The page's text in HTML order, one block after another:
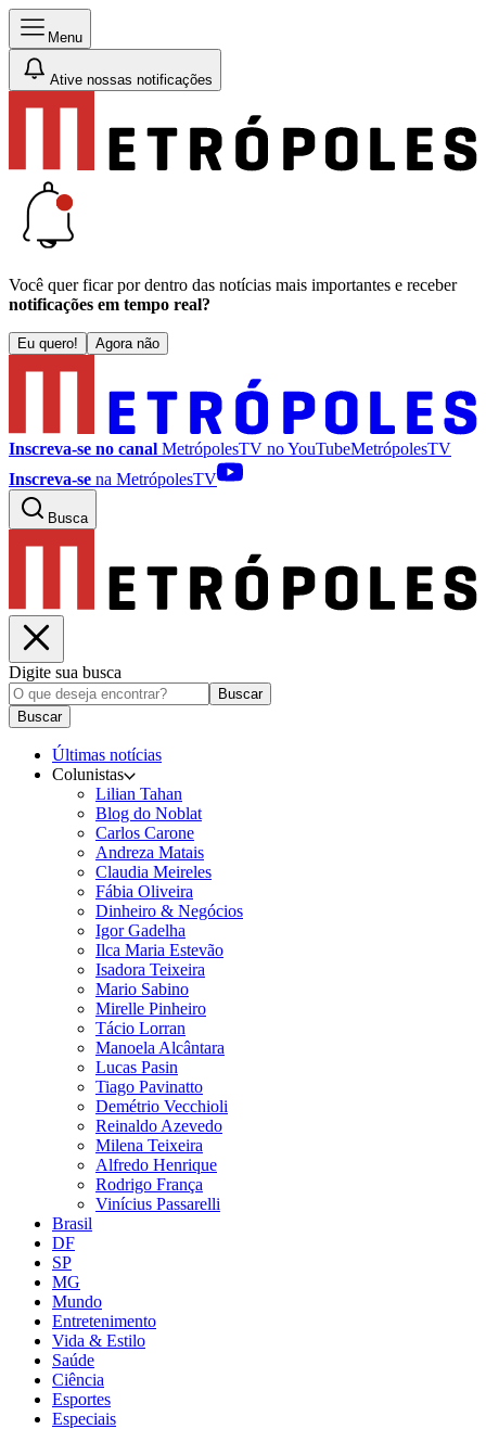
Menu
Ative nossas notificações
Você quer ficar por dentro das notícias mais importantes e receber
notificações em tempo real?
Eu quero! Agora não
Inscreva-se no canal MetrópolesTV noYouTubeMetrópolesTV
Inscreva-se na MetrópolesTV
Busca
Digite sua busca
Buscar
Buscar
Últimas notícias
Colunistas
Lilian Tahan
Blog do Noblat
Carlos Carone
Andreza Matais
Claudia Meireles
Fábia Oliveira
Dinheiro & Negócios
Igor Gadelha
Ilca Maria Estevão
Isadora Teixeira
Mario Sabino
Mirelle Pinheiro
Tácio Lorran
Manoela Alcântara
Lucas Pasin
Tiago Pavinatto
Demétrio Vecchioli
Reinaldo Azevedo
Milena Teixeira
Alfredo Henrique
Rodrigo França
Vinícius Passarelli
Brasil
DF
SP
MG
Mundo
Entretenimento
Vida & Estilo
Saúde
Ciência
Esportes
Especiais